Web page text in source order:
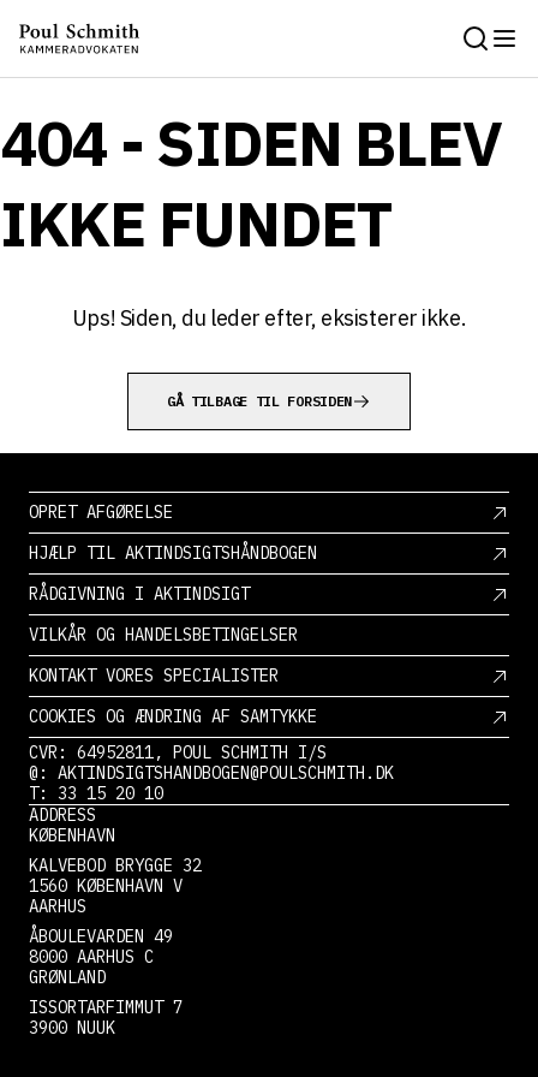
404 - SIDEN BLEV
IKKE FUNDET
Ups! Siden, du leder efter, eksisterer ikke.
GÅ TILBAGE TIL FORSIDEN
OPRET AFGØRELSE
HJÆLP TIL AKTINDSIGTSHÅNDBOGEN
RÅDGIVNING I AKTINDSIGT
VILKÅR OG HANDELSBETINGELSER
KONTAKT VORES SPECIALISTER
COOKIES OG ÆNDRING AF SAMTYKKE
CVR: 64952811, POUL SCHMITH I/S
@: AKTINDSIGTSHANDBOGEN@POULSCHMITH.DK
T: 33 15 20 10
ADDRESS
KØBENHAVN
KALVEBOD BRYGGE 32
1560 KØBENHAVN V
AARHUS
ÅBOULEVARDEN 49
8000 AARHUS C
GRØNLAND
ISSORTARFIMMUT 7
3900 NUUK